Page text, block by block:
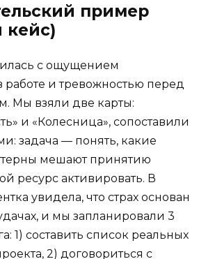
пример
кейс)
с ощущением
работе и тревожностью перед
Мы взяли две карты:
и «Колесница», сопоставили
задача — понять, какие
мешают принятию
ресурс активировать. В
увидела, что страх основан
и мы запланировали 3
1) составить список реальных
2) договориться с